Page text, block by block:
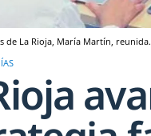
de La Rioja, María Martín, reunida.